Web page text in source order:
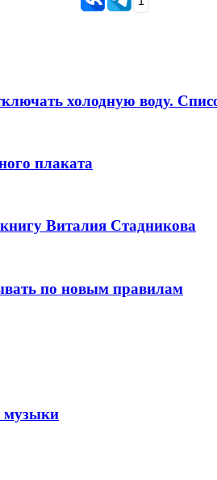
холодную воду.
плаката
Виталия Стадникова
по новым правилам
музыки